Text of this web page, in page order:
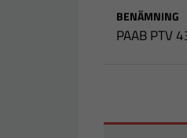
BENÄMNING
PAAB PTV